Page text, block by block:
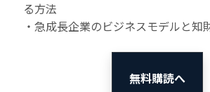
る方法
・急成長企業のビジネスモデルと知
無料購読へ